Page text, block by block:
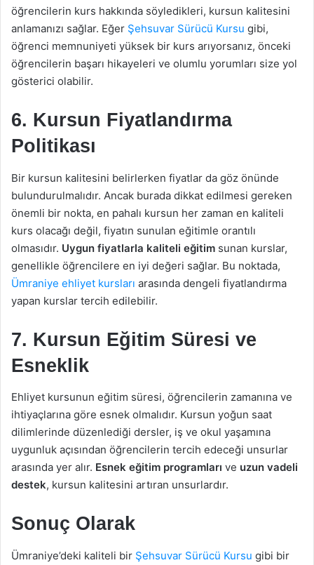
öğrencilerin kurs hakkında söyledikleri, kursun kalitesini
anlamanızı sağlar. Eğer Şehsuvar Sürücü Kursu gibi,
öğrenci memnuniyeti yüksek bir kurs arıyorsanız, önceki
öğrencilerin başarı hikayeleri ve olumlu yorumları size yol
gösterici olabilir.
6. Kursun Fiyatlandırma
Politikası
Bir kursun kalitesini belirlerken fiyatlar da göz önünde
bulundurulmalıdır. Ancak burada dikkat edilmesi gereken
önemli bir nokta, en pahalı kursun her zaman en kaliteli
kurs olacağı değil, fiyatın sunulan eğitimle orantılı
olmasıdır. Uygun fiyatlarla kaliteli eğitim sunan kurslar,
genellikle öğrencilere en iyi değeri sağlar. Bu noktada,
Ümraniye ehliyet kursları arasında dengeli fiyatlandırma
yapan kurslar tercih edilebilir.
7. Kursun Eğitim Süresi ve
Esneklik
Ehliyet kursunun eğitim süresi, öğrencilerin zamanına ve
ihtiyaçlarına göre esnek olmalıdır. Kursun yoğun saat
dilimlerinde düzenlediği dersler, iş ve okul yaşamına
uygunluk açısından öğrencilerin tercih edeceği unsurlar
arasında yer alır. Esnek eğitim programları ve uzun vadeli
destek, kursun kalitesini artıran unsurlardır.
Sonuç Olarak
Ümraniye’deki kaliteli bir Şehsuvar Sürücü Kursu gibi bir